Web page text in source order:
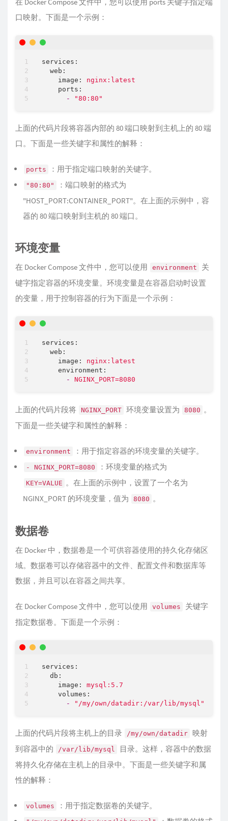
口映射。下面是一个示例：
services:
web:
image:
nginx:latest
ports:
-
"80:80"
上面的代码片段将容器内部的 80 端口映射到主机上的 80 端
口。下面是一些关键字和属性的解释：
ports ：用于指定端口映射的关键字。
"80:80"
：端口映射的格式为
"HOST_PORT:CONTAINER_PORT"。在上面的示例中，容
器的 80 端口映射到主机的 80 端口。
环境变量
在 Docker Compose 文件中，您可以使用 environment
关
键字指定容器的环境变量。环境变量是在容器启动时设置
的变量，用于控制容器的行为下面是一个示例：
services:
web:
image:
nginx:latest
environment:
-
NGINX_PORT=8080
上面的代码片段将 NGINX_PORT 环境变量设置为 8080 。
下面是一些关键字和属性的解释：
environment ：用于指定容器的环境变量的关键字。
- NGINX_PORT=8080 ：环境变量的格式为
KEY=VALUE 。在上面的示例中，设置了一个名为
NGINX_PORT 的环境变量，值为
8080 。
数据卷
在 Docker 中，数据卷是一个可供容器使用的持久化存储区
域。数据卷可以存储容器中的文件、配置文件和数据库等
数据，并且可以在容器之间共享。
在 Docker Compose 文件中，您可以使用 volumes
关键字
指定数据卷。下面是一个示例：
services:
db:
image:
mysql:5.7
volumes:
-
"/my/own/datadir:/var/lib/mysql"
上面的代码片段将主机上的目录 /my/own/datadir 映射
到容器中的
/var/lib/mysql
目录。这样，容器中的数据
将持久化存储在主机上的目录中。下面是一些关键字和属
性的解释：
volumes ：用于指定数据卷的关键字。